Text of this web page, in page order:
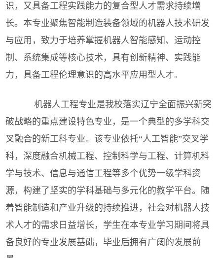
识，又具备工程实践能力的复合型人才需求持续增
长。本专业聚焦智能制造装备领域的机器人技术研发
与应用，致力于培养掌握机器人智能感知、运动控
制、系统集成等核心技术，具有创新精神、实践能
力，具备工程伦理意识的高水平应用型人才。
机器人工程专业是我校落实辽宁全面振兴新突
破战略的重点建设特色专业，是一个典型的多学科交
叉融合的新工科专业。该专业依托“人工智能”交叉学
科，深度融合机械工程、控制科学与工程、计算机科
学与技术、信息与通信工程等多个优势一级学科资
源，构建了坚实的学科基础与多元化的教学平台。随
着智能制造和产业升级的持续推进，社会对机器人技
术人才的需求日益增长，学生在本专业学习期间将具
备良好的专业发展基础，毕业后拥有广阔的发展前